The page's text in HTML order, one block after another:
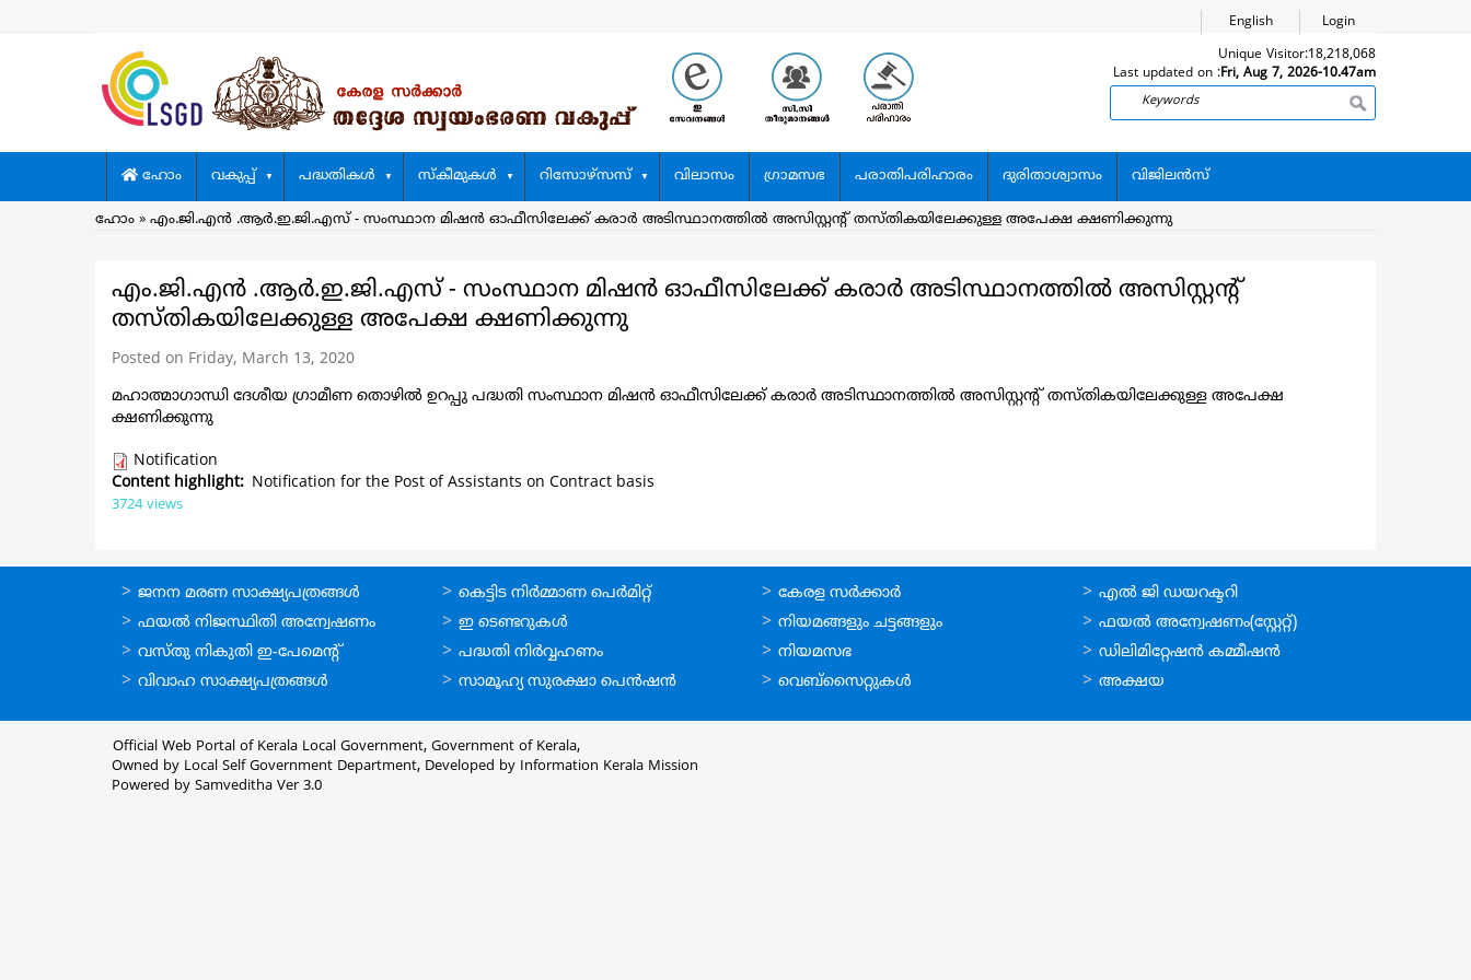
Login
English
Unique Visitor:18,218,068
Last updated on :Fri, Aug 7, 2026-10.47am
Search
Main
navigation
ഹോം വകുപ്പ് പദ്ധതികള്‍ സ്കീമുകള്‍ റിസോഴ്സസ് വിലാസം ഗ്രാമസഭ പരാതിപരിഹാരം ദുരിതാശ്വാസം വിജിലന്‍സ്
Breadcrumb
ഹോം എം.ജി.എന്‍ .ആര്‍.ഇ.ജി.എസ് - സംസ്ഥാന മിഷന്‍ ഓഫീസിലേക്ക് കരാർ അടിസ്ഥാനത്തിൽ അസിസ്റ്റന്റ് തസ്തികയിലേക്കുള്ള അപേക്ഷ ക്ഷണിക്കുന്നു
എം.ജി.എന്‍ .ആര്‍.ഇ.ജി.എസ് - സംസ്ഥാന മിഷന്‍ ഓഫീസിലേക്ക് കരാർ അടിസ്ഥാനത്തിൽ അസിസ്റ്റന്റ്
തസ്തികയിലേക്കുള്ള അപേക്ഷ ക്ഷണിക്കുന്നു
Posted on Friday, March 13, 2020
മഹാത്മാഗാന്ധി ദേശീയ ഗ്രാമീണ തൊഴില്‍ ഉറപ്പു പദ്ധതി സംസ്ഥാന മിഷന്‍ ഓഫീസിലേക്ക് കരാർ അടിസ്ഥാനത്തിൽ അസിസ്റ്റന്റ് തസ്തികയിലേക്കുള്ള അപേക്ഷ
ക്ഷണിക്കുന്നു
Notification
Content highlight
Notification for the Post of Assistants on Contract basis
3724 views
ഓണ്‍ലൈന്‍
സേവനങ്ങള്‍
ജനന മരണ സാക്ഷ്യപത്രങ്ങള്‍
ഫയല്‍ നിജസ്ഥിതി അന്വേഷണം
വസ്തു നികുതി ഇ-പേമെന്റ്
വിവാഹ സാക്ഷ്യപത്രങ്ങള്‍
ഓണ്‍ലൈന്‍
സേവനങ്ങള്‍
കെട്ടിട നിര്‍മ്മാണ പെര്‍മിറ്റ്‌
ഇ ടെണ്ടറുകള്‍
പദ്ധതി നിര്‍വ്വഹണം
സാമൂഹ്യ സുരക്ഷാ പെന്‍ഷന്‍
ഉപയോഗപ്രദമായ
കണ്ണികള്‍
കേരള സര്‍ക്കാര്‍
നിയമങ്ങളും ചട്ടങ്ങളും
നിയമസഭ
വെബ്സൈറ്റുകള്‍
ഉപയോഗപ്രദമായ
കണ്ണികള്‍
എല്‍ ജി ഡയറക്ടറി
ഫയല്‍ അന്വേഷണം(സ്റ്റേറ്റ്)
ഡിലിമിറ്റേഷന്‍ കമ്മീഷന്‍
അക്ഷയ
Official Web Portal of Kerala Local Government, Government of Kerala,
Owned by Local Self Government Department, Developed by Information Kerala Mission
Powered by Samveditha Ver 3.0